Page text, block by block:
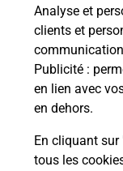
Analyse et
clients et
Publicité :
en lien avec
en dehors.
En cliquant sur
tous les
Prochaine
08h30
16 Route Du
46240